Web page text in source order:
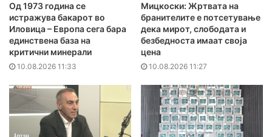
Од 1973 година се
истражува бакарот во
Иловица – Европа сега бара
единствена база на
критични минерали
10.08.2026 11:33
Мицкоски: Жртвата на
бранителите e потсетување
дека мирот, слободата и
безбедноста имаат своја
цена
10.08.2026 11:27